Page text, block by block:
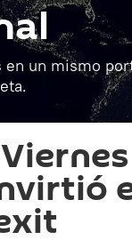
en un mismo